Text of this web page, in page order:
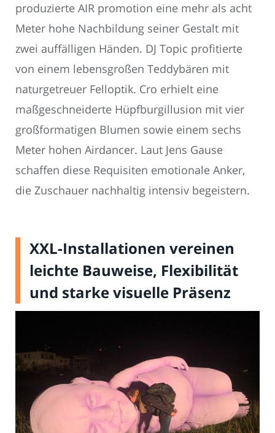
produzierte AIR promotion eine mehr als acht
Meter hohe Nachbildung seiner Gestalt mit
zwei auffälligen Händen. DJ Topic profitierte
von einem lebensgroßen Teddybären mit
naturgetreuer Felloptik. Cro erhielt eine
maßgeschneiderte Hüpfburgillusion mit vier
großformatigen Blumen sowie einem sechs
Meter hohen Airdancer. Laut Jens Gause
schaffen diese Requisiten emotionale Anker,
die Zuschauer nachhaltig intensiv begeistern.
XXL-Installationen vereinen
leichte Bauweise, Flexibilität
und starke visuelle Präsenz